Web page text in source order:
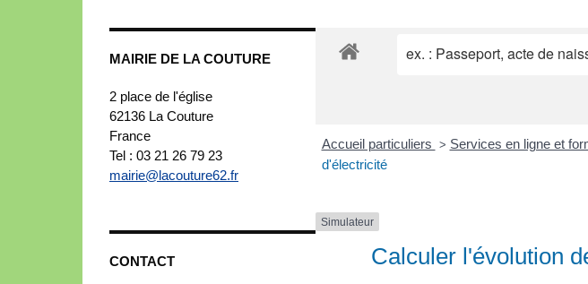
MAIRIE DE LA COUTURE
2 place de l'église
62136 La Couture
France
Tel : 03 21 26 79 23
mairie@lacouture62.fr
CONTACT
Accueil particuliers > Services en ligne et
d'électricité
Simulateur
Calculer l'évolution